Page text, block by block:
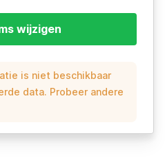
wijzigen
is niet beschikbaar
data. Probeer andere